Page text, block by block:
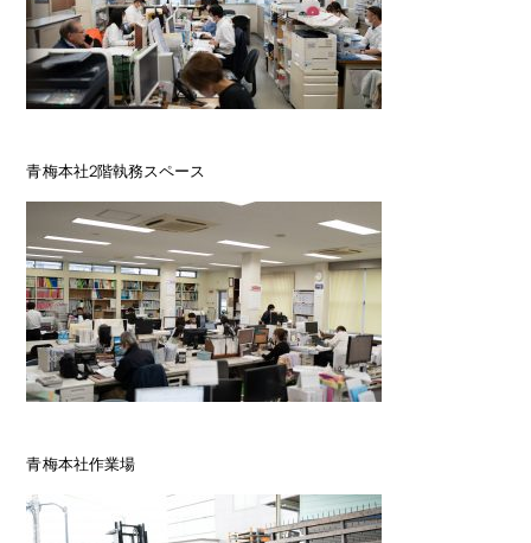
青梅本社2階執務スペース
青梅本社作業場